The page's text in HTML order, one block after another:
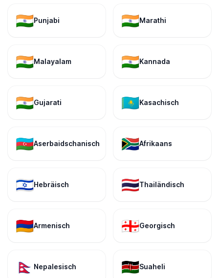
🇮🇳Punjabi 🇮🇳Marathi
🇮🇳Malayalam 🇮🇳Kannada
🇮🇳Gujarati 🇰🇿Kasachisch
🇦🇿Aserbaidschanisch 🇿🇦Afrikaans
🇮🇱Hebräisch 🇹🇭Thailändisch
🇦🇲Armenisch 🇬🇪Georgisch
🇳🇵 Nepalesisch 🇰🇪Suaheli